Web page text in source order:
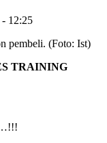
- 12:25
TRAINING